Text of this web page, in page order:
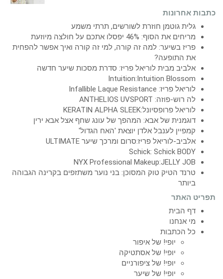
כתבות אחרונות
גלית גוטמן חוזרת לשורשים, תרתי משמע
מריחים את הסוף: 46% יפסלו אתכם על חולצה מיוזעת
פריז בשיער: למה זה קורה, למי זה קורה ואיך אפשר להפחית
את התופעה?
אלביב מבית לוריאל פריז: סדרת מסכות שיער חדשה
Intuition:Intuition Blossom
לוריאל פריז: Infallible Laque Resistance
לה רוש-פוזה: ANTHELIOS UVSPORT
לוריאל פרופסיונל:KERATIN ALPHA SLEEK
דוגמנית של אבא: המהפך של עונג שחף אצל אבא ירין
קמפיין לענבל אלדן יוצאת 'האח הגדול'
אלביב-לוריאל פריז:סרום ומרכך שיער ULTIMATE
Schick: Schick BODY
NYX Professional Makeup:JELLY JOB
טרנד הטיק טוק המסוכן: בני נוער משתזפים בקרינה הגבוהה
ביותר
תפריט האתר
דף הבית
מי אנחנו
כל הכתבות
יופי! של איפור
יופי! של אסתטיקה
יופי! של ציפורניים
יופי! של שיער